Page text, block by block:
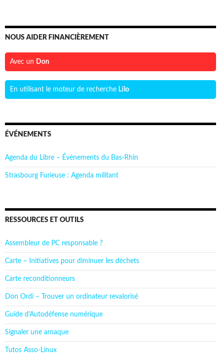
NOUS AIDER FINANCIÈREMENT
Avec un Don
En utilisant le moteur de recherche Lilo
ÉVÉNEMENTS
Agenda du Libre – Événements du Bas-Rhin
Strasbourg Furieuse : Agenda militant
RESSOURCES ET OUTILS
Assembleur de PC responsable ?
Carte – Initiatives pour diminuer les déchets
Carte reconditionneurs
Don Ordi – Trouver un ordinateur revalorisé
Guide d'Autodéfense numérique
Signaler une arnaque
Tutos Asso-Linux